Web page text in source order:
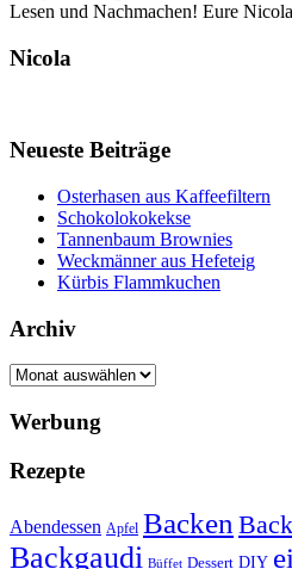
Lesen und Nachmachen! Eure Nicola
Nicola
Neueste Beiträge
Osterhasen aus Kaffeefiltern
Schokolokokekse
Tannenbaum Brownies
Weckmänner aus Hefeteig
Kürbis Flammkuchen
Archiv
Archiv
Werbung
Rezepte
Abendessen Apfel Backen
Backgaudi Büffet Dessert DIY